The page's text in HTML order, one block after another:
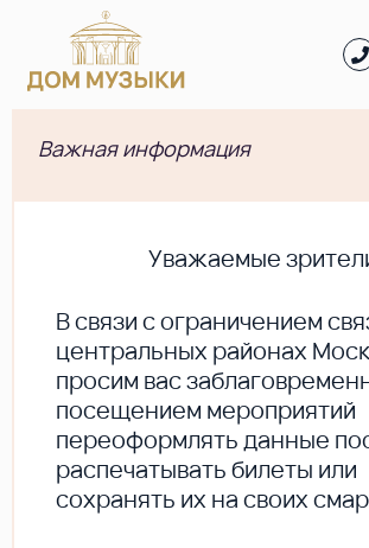
Важная информация
Уважаемые
В cвязи с ограничением
центральных районах
просим вас
посещением мероприятий
переоформлять данные
распечатывать билеты или
сохранять их на своих